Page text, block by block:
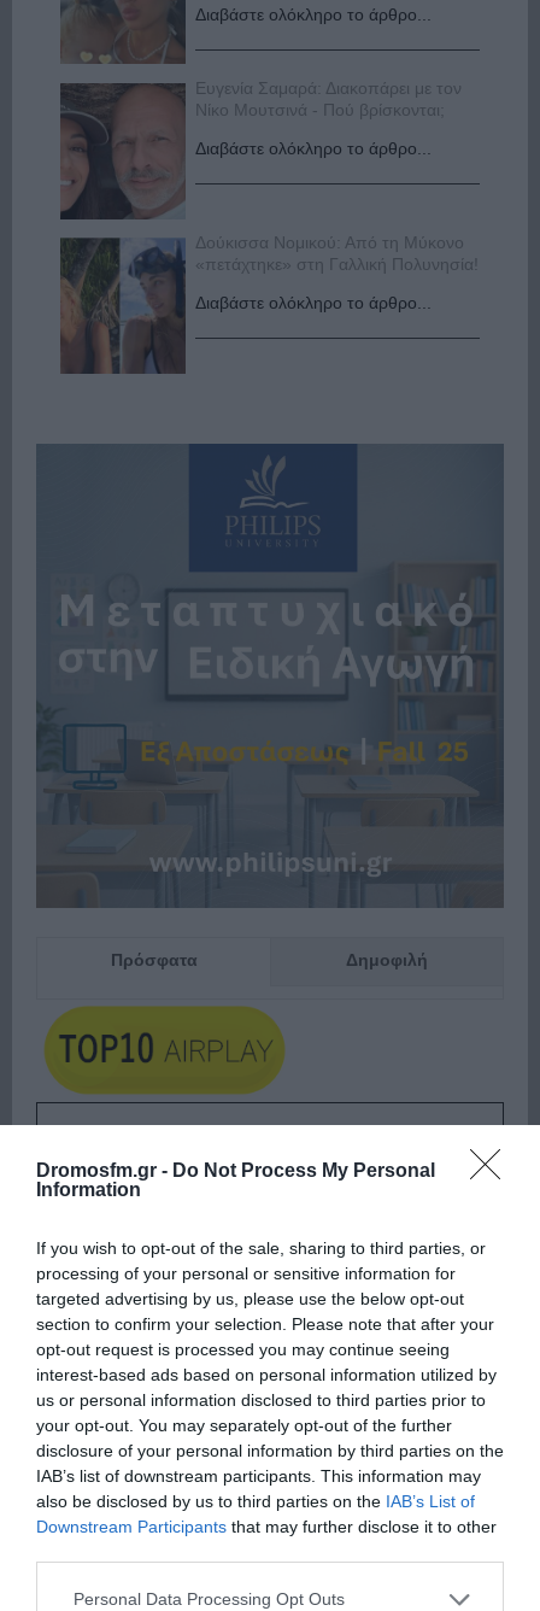
Dromosfm.gr - Do Not Process My Personal
Information
If you wish to opt-out of the sale, sharing to third parties, or
processing of your personal or sensitive information for
targeted advertising by us, please use the below opt-out
section to confirm your selection. Please note that after your
opt-out request is processed you may continue seeing
interest-based ads based on personal information utilized by
us or personal information disclosed to third parties prior to
your opt-out. You may separately opt-out of the further
disclosure of your personal information by third parties on the
IAB’s list of downstream participants. This information may
also be disclosed by us to third parties on the IAB’s List of
Downstream Participants that may further disclose it to other
Please note that this website/app uses one or more Google
Personal Data Processing Opt Outs
Διαβάστε ολόκληρο το άρθρο...
Ευγενία Σαμαρά: Διακοπάρει με τον
Νίκο Μουτσινά - Πού βρίσκονται;
Διαβάστε ολόκληρο το άρθρο...
Δούκισσα Νομικού: Από τη Μύκονο
«πετάχτηκε» στη Γαλλική Πολυνησία!
Διαβάστε ολόκληρο το άρθρο...
Πρόσφατα Δημοφιλή
Παρακαλώ Περιμένετε...
ΛΟΓΑΡΙΑΣΜΟΣ - ΛΙΟΛΙΟΥ ΚΑΤΕΡΙΝΑ